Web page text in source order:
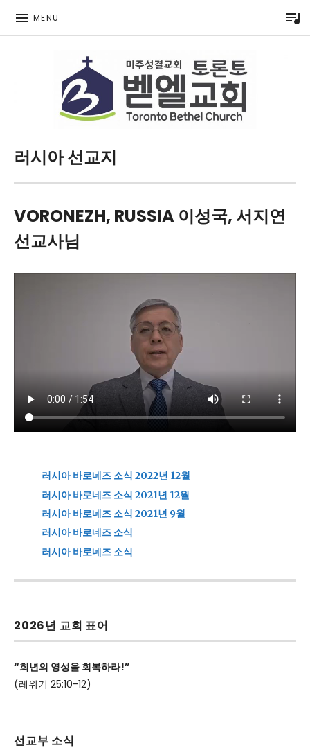
MENU
러시아 선교지
VORONEZH, RUSSIA 이성국, 서지연
선교사님
러시아 바로네즈 소식 2022년 12월
러시아 바로네즈 소식 2021년 12월
러시아 바로네즈 소식 2021년 9월
러시아 바로네즈 소식
러시아 바로네즈 소식
2026년 교회 표어
“희년의 영성을 회복하라!”
(레위기 25:10-12)
선교부 소식